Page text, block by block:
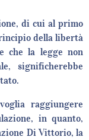
di cui al primo
della libertà
che la legge non
significherebbe
raggiungere
in quanto,
Di Vittorio, la